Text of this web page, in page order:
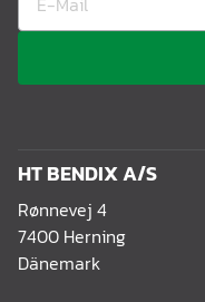
HT BENDIX A/S
Rønnevej 4
7400 Herning
Dänemark